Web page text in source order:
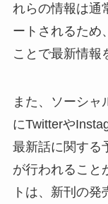
れらの情報は通
ートされるため
ことで最新情報
また、ソーシャ
にTwitterや
最新話に関する
が行われること
トは、新刊の